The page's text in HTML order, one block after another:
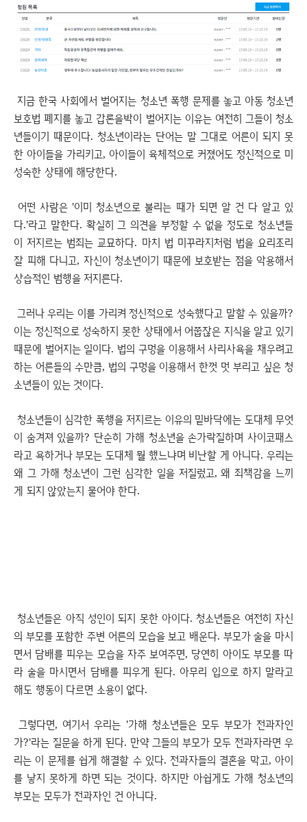
지금 한국 사회에서 벌어지는 청소년 폭행 문제를 놓고 아동 청소년
보호법 폐지를 놓고 갑론을박이 벌어지는 이유는 여전히 그들이 청소
년들이기 때문이다. 청소년이라는 단어는 말 그대로 어른이 되지 못
한 아이들을 가리키고, 아이들이 육체적으로 커졌어도 정신적으로 미
성숙한 상태에 해당한다.
어떤 사람은 '이미 청소년으로 불리는 때가 되면 알 건 다 알고 있
다.'라고 말한다. 확실히 그 의견을 부정할 수 없을 정도로 청소년들
이 저지르는 범죄는 교묘하다. 마치 법 미꾸라지처럼 법을 요리조리
잘 피해 다니고, 자신이 청소년이기 때문에 보호받는 점을 악용해서
상습적인 범행을 저지른다.
그러나 우리는 이를 가리켜 정신적으로 성숙했다고 말할 수 있을까?
이는 정신적으로 성숙하지 못한 상태에서 어쭙잖은 지식을 알고 있기
때문에 벌어지는 일이다. 법의 구멍을 이용해서 사리사욕을 채우려고
하는 어른들의 수만큼, 법의 구멍을 이용해서 한껏 멋 부리고 싶은 청
소년들이 있는 것이다.
청소년들이 심각한 폭행을 저지르는 이유의 밑바닥에는 도대체 무엇
이 숨겨져 있을까? 단순히 가해 청소년을 손가락질하며 사이코패스
라고 욕하거나 부모는 도대체 뭘 했느냐며 비난할 게 아니다. 우리는
왜 그 가해 청소년이 그런 심각한 일을 저질렀고, 왜 죄책감을 느끼
게 되지 않았는지 물어야 한다.
청소년들은 아직 성인이 되지 못한 아이다. 청소년들은 여전히 자신
의 부모를 포함한 주변 어른의 모습을 보고 배운다. 부모가 술을 마시
면서 담배를 피우는 모습을 자주 보여주면, 당연히 아이도 부모를 따
라 술을 마시면서 담배를 피우게 된다. 아무리 입으로 하지 말라고
해도 행동이 다르면 소용이 없다.
그렇다면, 여기서 우리는 '가해 청소년들은 모두 부모가 전과자인
가?'라는 질문을 하게 된다. 만약 그들의 부모가 모두 전과자라면 우
리는 이 문제를 쉽게 해결할 수 있다. 전과자들의 결혼을 막고, 아이
를 낳지 못하게 하면 되는 것이다. 하지만 아쉽게도 가해 청소년의
부모는 모두가 전과자인 건 아니다.